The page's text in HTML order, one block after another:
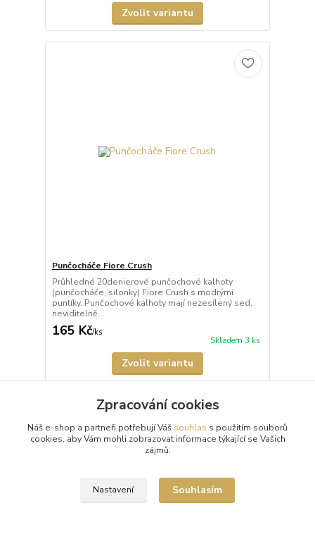
Zvolit variantu
Punčocháče Fiore Crush
Průhledné 20denierové punčochové kalhoty
(punčocháče, silonky) Fiore Crush s modrými
puntíky. Punčochové kalhoty mají nezesílený sed,
neviditelně...
165 Kč/ks
Skladem 3 ks
Zvolit variantu
Načíst další produkty (21)
strana z 2další
Zpracování cookies
Náš e-shop a partneři potřebují Váš souhlas s použitím souborů
cookies, aby Vám mohli zobrazovat informace týkající se Vašich
zájmů.
Nastavení Souhlasím